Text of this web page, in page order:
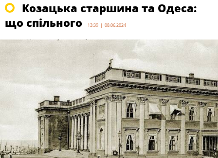
Козацька старшина та Одеса:
що спільного
13:39 | 08.06.2024